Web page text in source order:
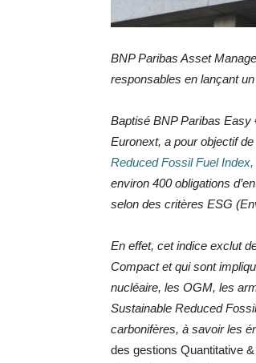
BNP Paribas Asset
responsables en lançant
Baptisé BNP Paribas Easy
Euronext, a pour objectif
Reduced Fossil Fuel Index,
environ 400 obligations
selon des critères ESG
En effet, cet indice exclut
Compact et qui sont
nucléaire, les OGM, les
Sustainable Reduced
carbonifères, à savoir les
des gestions Quantitative